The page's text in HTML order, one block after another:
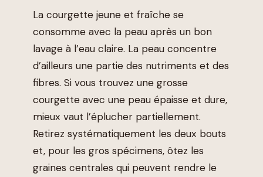
La courgette jeune et fraîche se
consomme avec la peau après un bon
lavage à l’eau claire. La peau concentre
d’ailleurs une partie des nutriments et des
fibres. Si vous trouvez une grosse
courgette avec une peau épaisse et dure,
mieux vaut l’éplucher partiellement.
Retirez systématiquement les deux bouts
et, pour les gros spécimens, ôtez les
graines centrales qui peuvent rendre le